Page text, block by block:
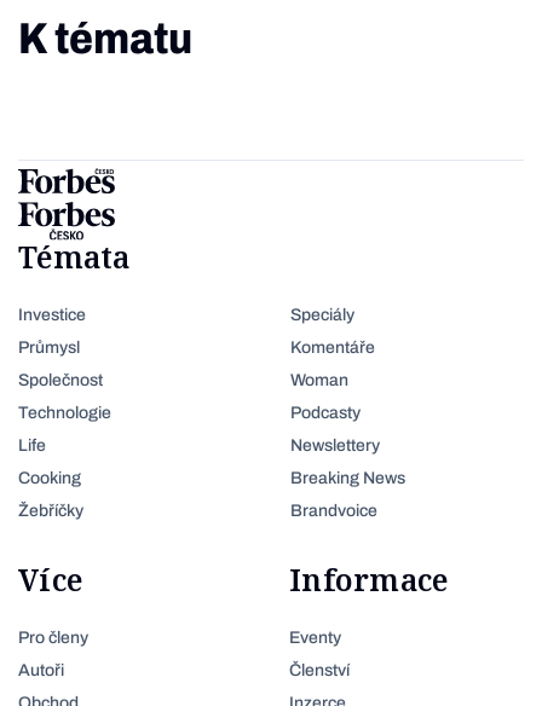
K tématu
Témata
Investice
Průmysl
Společnost
Technologie
Life
Cooking
Žebříčky
Speciály
Komentáře
Woman
Podcasty
Newslettery
Breaking News
Brandvoice
Více
Pro členy
Autoři
Informace
Eventy
Členství